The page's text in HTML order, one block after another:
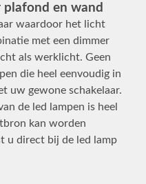
en wand
waardoor het licht
met een dimmer
als werklicht. Geen
die heel eenvoudig in
uw gewone schakelaar.
de led lampen is heel
kan worden
u direct bij de led lamp